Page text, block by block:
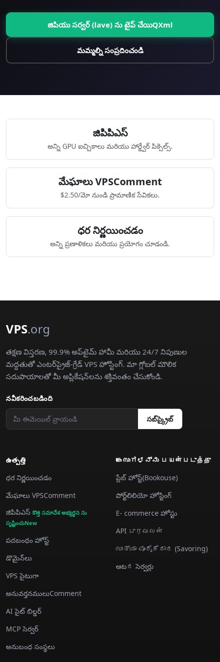
జిపియు సర్వర్ (lave) ను టైప్ చేయిQXml
మమ్మల్ని సంప్రదించండి
జిపిపిఎస్
అన్ని GPU ఐచ్చికాలు మరియు హార్డ్వేర్ పిక్సెల్స్.
మేఘాలు VPSComment
$2.50/మో నుండి ప్రామాణిక సేవికలు.
ధర నిర్ణయించడం
అన్ని ప్రణాళికలు మరియు ప్రయోగం చూడండి.
VPS.org
తక్షణ విస్తరణ, 99.9% అప్‌టైమ్ హామీ మరియు 24/7 నిపుణుల
మద్దతుతో ఎంటర్‌ప్రైజ్-గ్రేడ్ VPS హోస్టింగ్. మా గ్లోబల్ మౌలిక
సదుపాయాలతో మీ అప్లికేషన్‌లను శక్తివంతం చేసుకోండి.
నవీకరించబడింది
సబ్‌స్క్రైబ్
ఉత్పత్తి
ధర నిర్ణయించడం
మేఘాలు VPSComment
జిపిపిఎస్ కొత్త సమావేశ అభ్యర్థన ను
సృష్టించుNew
పదబంధం హోస్ట్
డొమైన్‌లు
VPS సైటుగా
అనువర్తనములుComment
AI సైట్ బిల్డర్
MCP సెర్వర్
అనుబంధ సంస్థలు
കേസುಗಳನ್ನು பயன்படுத்து
ప్లేబ్ హోస్ట్(Bookouse)
పోర్ట్‌లిలియో హోస్టింగ్
E- commerce హోస్టు
API புரவலன்
സാತ್ಯಾ ಪೂರೈಕೆದಾರ (Savoring)
ఆటದ సెర్వర్లు